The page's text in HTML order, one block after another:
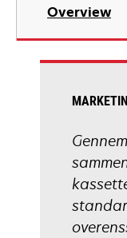
Overview